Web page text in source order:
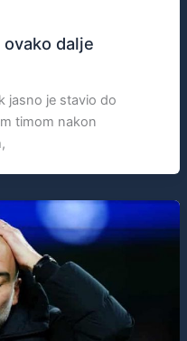
dalje
jasno je stavio do
timom nakon